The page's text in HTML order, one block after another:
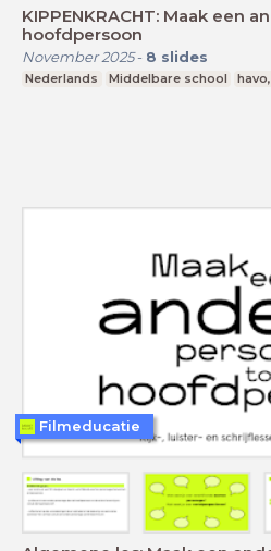
KIPPENKRACHT: Maak een
hoofdpersoon
November 2025- 8 slides
Nederlands Middelbare school
Filmeducatie